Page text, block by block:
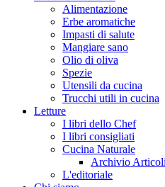
Alimentazione
Erbe aromatiche
Impasti di salute
Mangiare sano
Olio di oliva
Spezie
Utensili da cucina
Trucchi utili in cucina
Letture
I libri dello Chef
I libri consigliati
Cucina Naturale
Archivio Articoli
L'editoriale